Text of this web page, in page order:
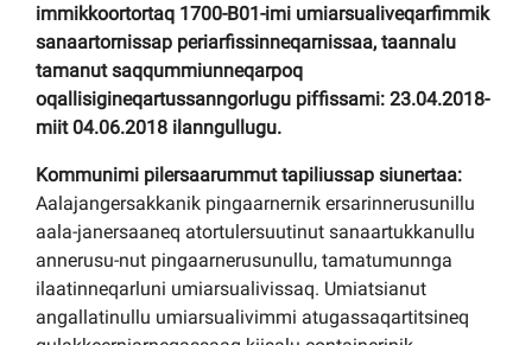
immikkoortortaq 1700-B01-imi umiarsualiveqarfimmik
sanaartornissap periarfissinneqarnissaa, taannalu
tamanut saqqummiunneqarpoq
oqallisigineqartussanngorlugu piffissami: 23.04.2018-
miit 04.06.2018 ilanngullugu.
Kommunimi pilersaarummut tapiliussap siunertaa:
Aalajangersakkanik pingaarnernik ersarinnerusunillu
aala-janersaaneq atortulersuutinut sanaartukkanullu
annerusu-nut pingaarnerusunullu, tamatumunnga
ilaatinneqarluni umiarsualivissaq. Umiatsianut
angallatinullu umiarsualivimmi atugassaqartitsineq